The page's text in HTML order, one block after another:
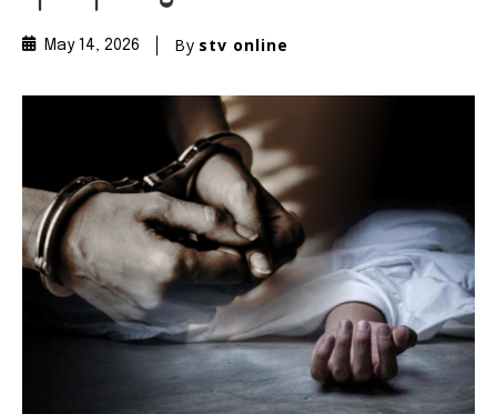
May 14, 2026 By stv online